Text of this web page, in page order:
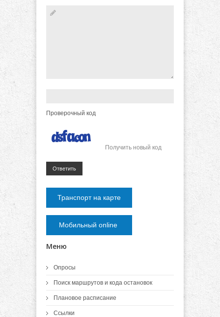
Проверочный код
Получить новый код
Ответить
Транспорт на карте
Мобильный online
Меню
Опросы
Поиск маршрутов и кода остановок
Плановое расписание
Ссылки